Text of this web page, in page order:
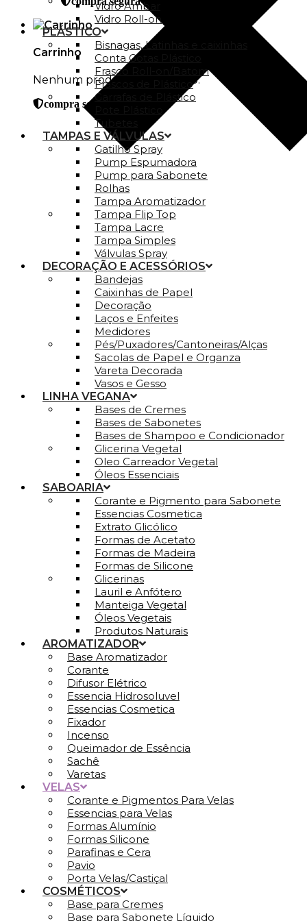
Carrinho
Nenhum produto no carrinho.
compra segura
Vidro Ambar
Vidro Roll-on
PLÁSTICO
Bisnagas, Latinhas e caixinhas
Conta Gotas Plástico
Frasco Roll-on/Batom
Frascos de Plástico
Garrafas de Plástico
Tubetes
TAMPAS E VÁLVULAS
Gatilho Spray
Pump Espumadora
Pump para Sabonete
Rolhas
Tampa Aromatizador
Tampa Flip Top
Tampa Lacre
Tampa Simples
Válvulas Spray
DECORAÇÃO E ACESSÓRIOS
Bandejas
Caixinhas de Papel
Decoração
Laços e Enfeites
Medidores
Pés/Puxadores/Cantoneiras/Alças
Sacolas de Papel e Organza
Vareta Decorada
Vasos e Gesso
LINHA VEGANA
Bases de Cremes
Bases de Sabonetes
Bases de Shampoo e Condicionador
Glicerina Vegetal
Oleo Carreador Vegetal
Óleos Essenciais
SABOARIA
Corante e Pigmento para Sabonete
Essencias Cosmetica
Extrato Glicólico
Formas de Acetato
Formas de Madeira
Formas de Silicone
Glicerinas
Lauril e Anfótero
Manteiga Vegetal
Óleos Vegetais
Produtos Naturais
AROMATIZADOR
Base Aromatizador
Corante
Difusor Elétrico
Essencia Hidrosoluvel
Essencias Cosmetica
Fixador
Incenso
Queimador de Essência
Sachê
Varetas
VELAS
Corante e Pigmentos Para Velas
Essencias para Velas
Formas Alumínio
Formas Silicone
Parafinas e Cera
Pavio
Porta Velas/Castiçal
COSMÉTICOS
Base para Cremes
Base para Sabonete Líquido